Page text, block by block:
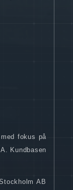
fokus på
Kundbasen
AB